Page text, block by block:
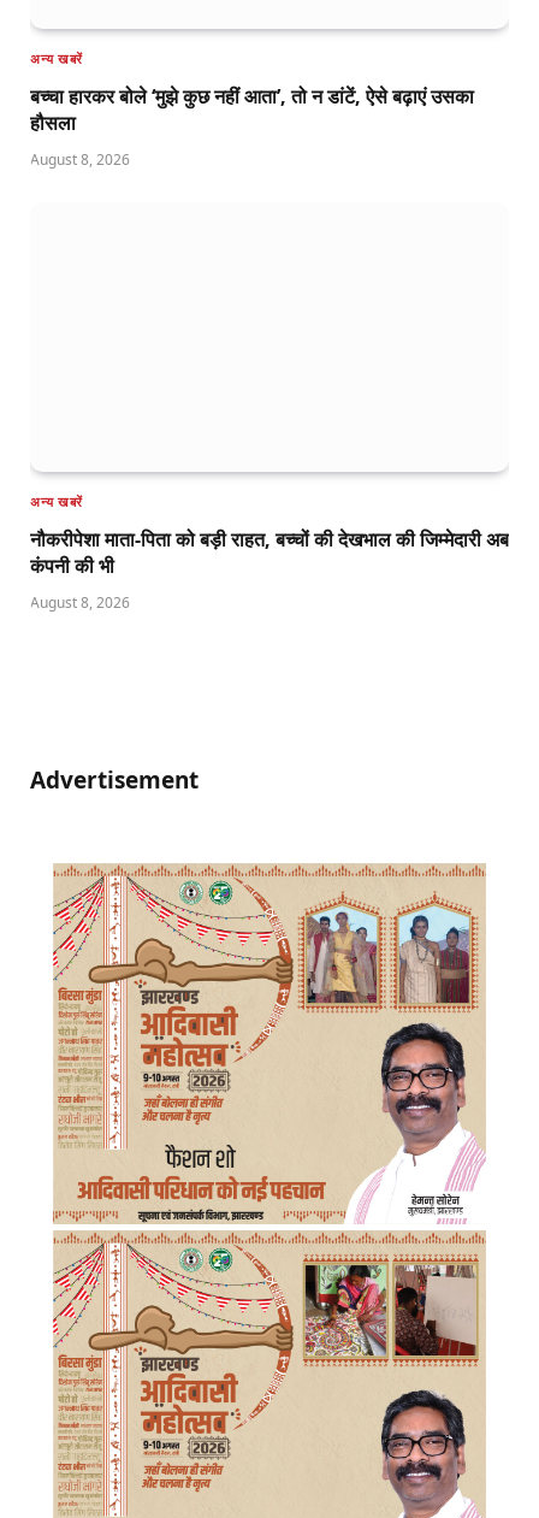
अन्य खबरें
बच्चा हारकर बोले ‘मुझे कुछ नहीं आता’, तो न डांटें, ऐसे बढ़ाएं उसका
हौसला
August 8, 2026
अन्य खबरें
नौकरीपेशा माता-पिता को बड़ी राहत, बच्चों की देखभाल की जिम्मेदारी अब
कंपनी की भी
August 8, 2026
Advertisement